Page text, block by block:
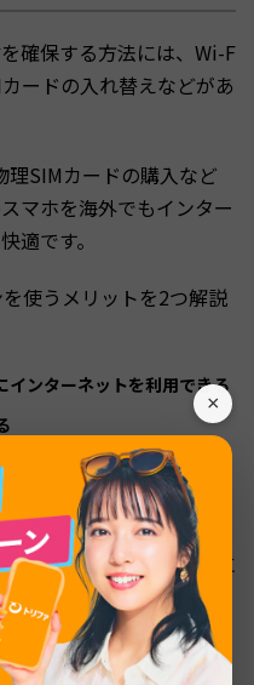
×
確保する方法には、Wi-F
ードの入れ替えなどがあ
SIMカードの購入など
マホを海外でもインター
適です。
使うメリットを2つ解説
インターネットを利用できる
すぐにインターネッ
ータローミングをオンに
利用できます。
わるため、特別な操作は